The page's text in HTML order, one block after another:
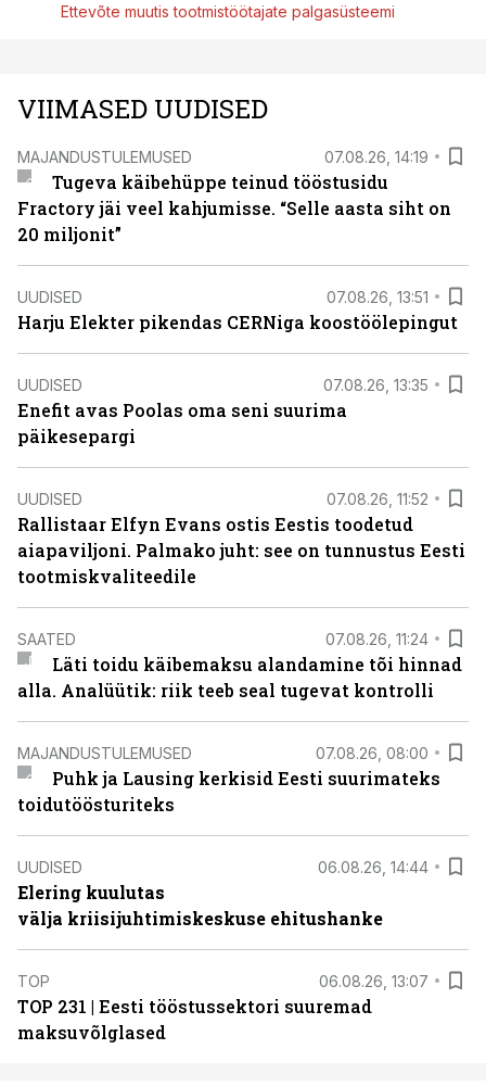
Ettevõte muutis tootmistöötajate palgasüsteemi
VIIMASED UUDISED
MAJANDUSTULEMUSED 07.08.26, 14:19
Tugeva käibehüppe teinud tööstusidu
Fractory jäi veel kahjumisse. “Selle aasta siht on
20 miljonit”
UUDISED 07.08.26, 13:51
Harju Elekter pikendas CERNiga koostöölepingut
UUDISED 07.08.26, 13:35
Enefit avas Poolas oma seni suurima
päikesepargi
UUDISED 07.08.26, 11:52
Rallistaar Elfyn Evans ostis Eestis toodetud
aiapaviljoni. Palmako juht: see on tunnustus Eesti
tootmiskvaliteedile
SAATED 07.08.26, 11:24
Läti toidu käibemaksu alandamine tõi hinnad
alla. Analüütik: riik teeb seal tugevat kontrolli
MAJANDUSTULEMUSED 07.08.26, 08:00
Puhk ja Lausing kerkisid Eesti suurimateks
toidutöösturiteks
UUDISED 06.08.26, 14:44
Elering kuulutas
välja kriisijuhtimiskeskuse ehitushanke
TOP 06.08.26, 13:07
TOP 231 | Eesti tööstussektori suuremad
maksuvõlglased